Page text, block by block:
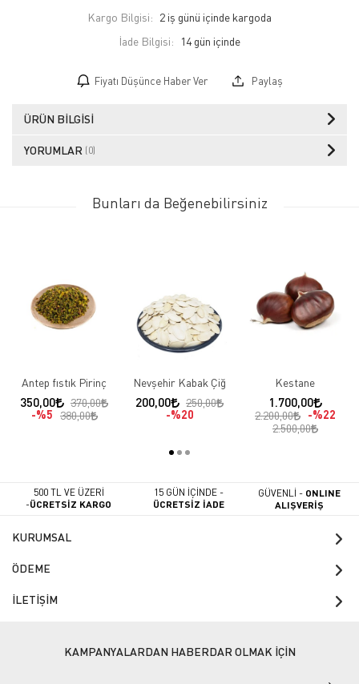
Kargo Bilgisi: 2 iş günü içinde kargoda
İade Bilgisi:
Fiyatı Düşünce Haber Ver Paylaş
ÜRÜN BILGISI
YORUMLAR (0)
Bunları da Beğenebilirsiniz
Antep fıstık Pirinç
350,00
370,00
%5 380,00
Nevşehir Kabak Çiğ
200,00
250,00
%20
Kestane
1.700,00
2.200,00
%22
2.500,00
500 TL VE ÜZERİ
-ÜCRETSİZ KARGO
15 GÜN İÇİNDE -
ÜCRETSİZ İADE
GÜVENLİ - ONLINE
ALIŞVERİŞ
KURUMSAL
ÖDEME
İLETİŞİM
KAMPANYALARDAN HABERDAR OLMAK İÇİN